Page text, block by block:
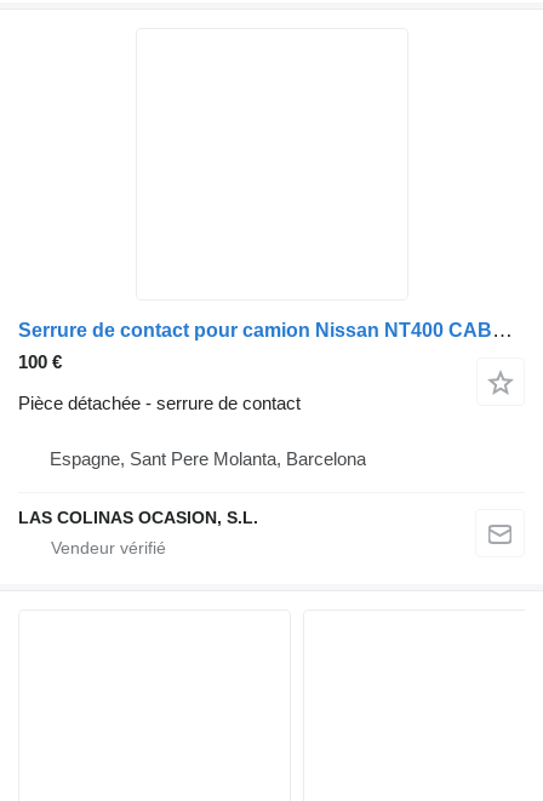
Serrure de contact pour camion Nissan NT400 CABSTAR
100 €
Pièce détachée - serrure de contact
Espagne, Sant Pere Molanta, Barcelona
LAS COLINAS OCASION, S.L.